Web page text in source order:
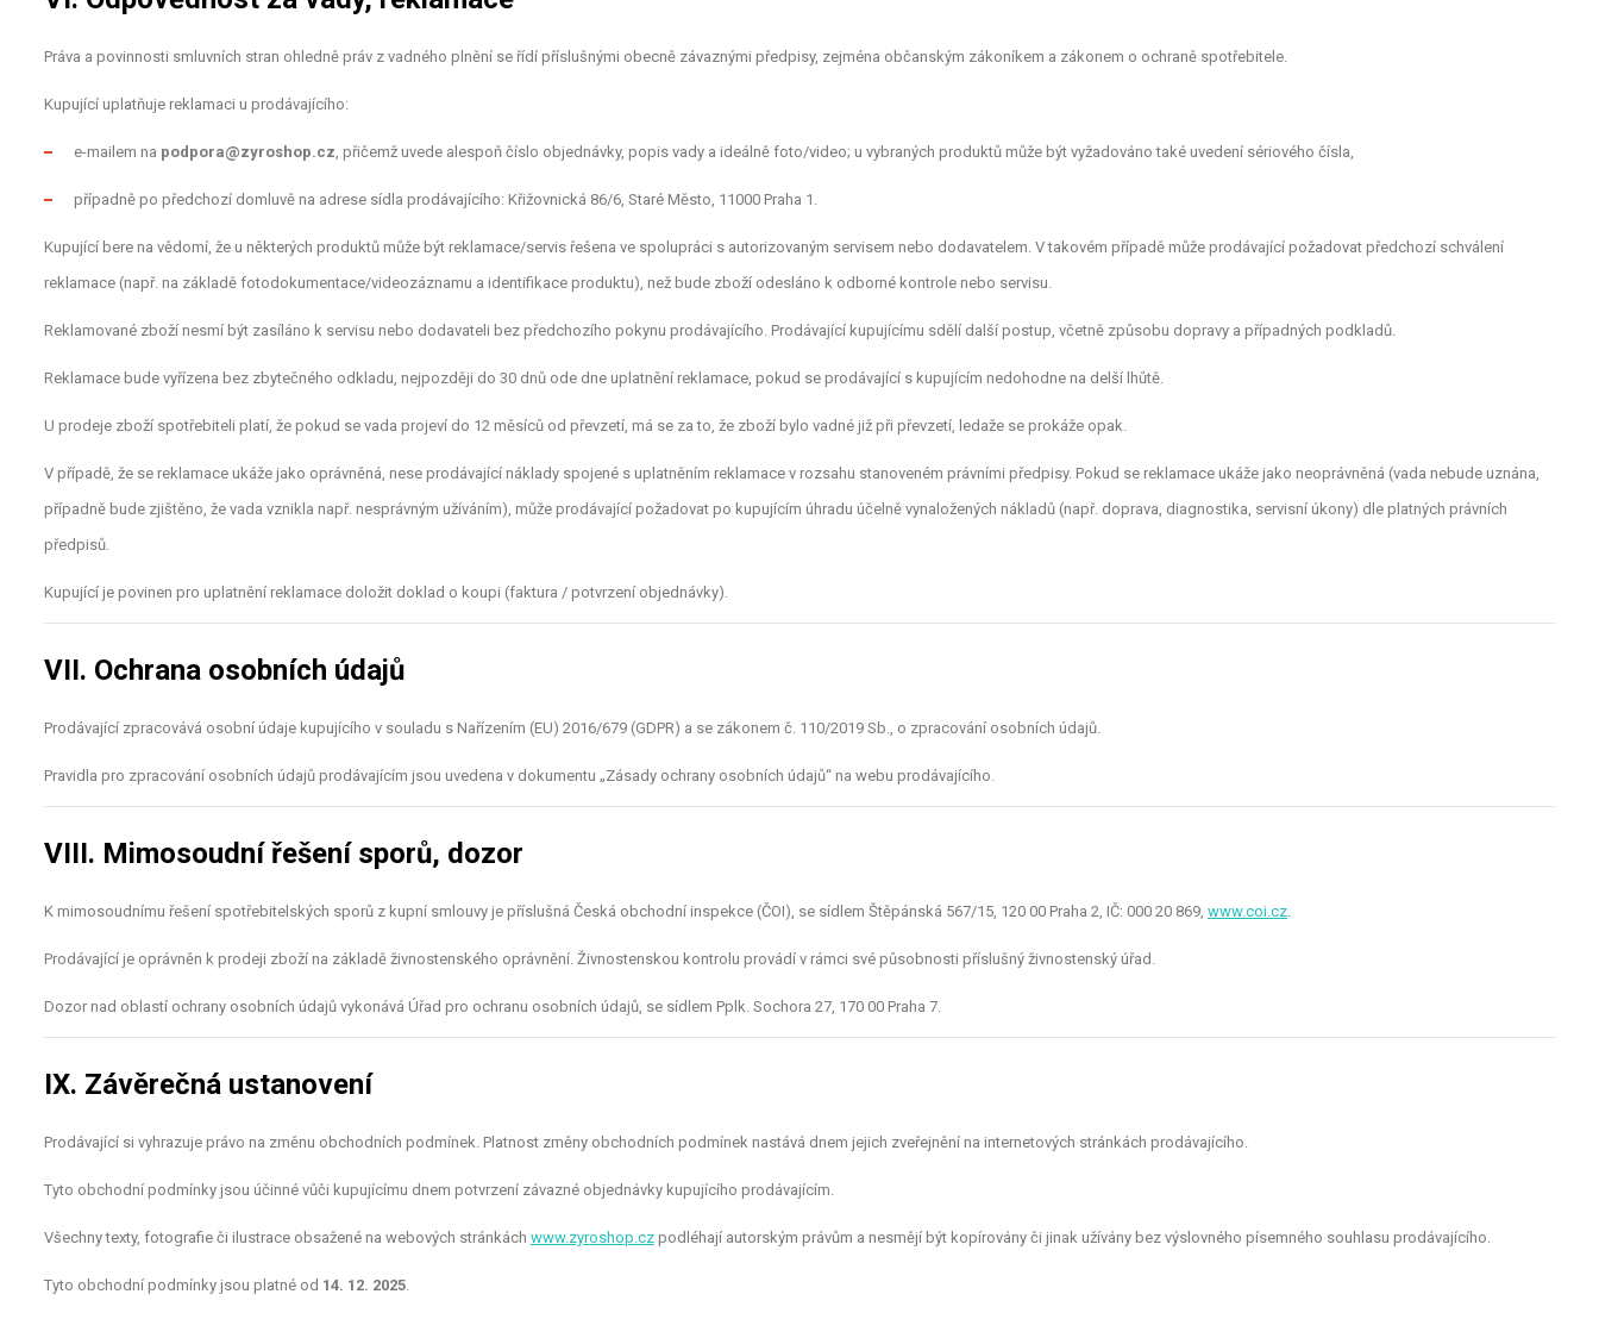
Práva a povinnosti smluvních stran ohledně práv z vadného plnění se řídí příslušnými obecně závaznými předpisy, zejména občanským zákoníkem a zákonem o ochraně spotřebitele.
Kupující uplatňuje reklamaci u prodávajícího:
e-mailem na podpora@zyroshop.cz, přičemž uvede alespoň číslo objednávky, popis vady a ideálně foto/video; u vybraných produktů může být vyžadováno také uvedení sériového čísla,
případně po předchozí domluvě na adrese sídla prodávajícího: Křižovnická 86/6, Staré Město, 11000 Praha 1.
Kupující bere na vědomí, že u některých produktů může být reklamace/servis řešena ve spolupráci s autorizovaným servisem nebo dodavatelem. V takovém případě může prodávající požadovat předchozí schválení
reklamace (např. na základě fotodokumentace/videozáznamu a identifikace produktu), než bude zboží odesláno k odborné kontrole nebo servisu.
Reklamované zboží nesmí být zasíláno k servisu nebo dodavateli bez předchozího pokynu prodávajícího. Prodávající kupujícímu sdělí další postup, včetně způsobu dopravy a případných podkladů.
Reklamace bude vyřízena bez zbytečného odkladu, nejpozději do 30 dnů ode dne uplatnění reklamace, pokud se prodávající s kupujícím nedohodne na delší lhůtě.
U prodeje zboží spotřebiteli platí, že pokud se vada projeví do 12 měsíců od převzetí, má se za to, že zboží bylo vadné již při převzetí, ledaže se prokáže opak.
V případě, že se reklamace ukáže jako oprávněná, nese prodávající náklady spojené s uplatněním reklamace v rozsahu stanoveném právními předpisy. Pokud se reklamace ukáže jako neoprávněná (vada nebude uznána,
případně bude zjištěno, že vada vznikla např. nesprávným užíváním), může prodávající požadovat po kupujícím úhradu účelně vynaložených nákladů (např. doprava, diagnostika, servisní úkony) dle platných právních
předpisů.
Kupující je povinen pro uplatnění reklamace doložit doklad o koupi (faktura / potvrzení objednávky).
VII. Ochrana osobních údajů
Prodávající zpracovává osobní údaje kupujícího v souladu s Nařízením (EU) 2016/679 (GDPR) a se zákonem č. 110/2019 Sb., o zpracování osobních údajů.
Pravidla pro zpracování osobních údajů prodávajícím jsou uvedena v dokumentu „Zásady ochrany osobních údajů“ na webu prodávajícího.
VIII. Mimosoudní řešení sporů, dozor
K mimosoudnímu řešení spotřebitelských sporů z kupní smlouvy je příslušná Česká obchodní inspekce (ČOI), se sídlem Štěpánská 567/15, 120 00 Praha 2, IČ: 000 20 869, www.coi.cz.
Prodávající je oprávněn k prodeji zboží na základě živnostenského oprávnění. Živnostenskou kontrolu provádí v rámci své působnosti příslušný živnostenský úřad.
Dozor nad oblastí ochrany osobních údajů vykonává Úřad pro ochranu osobních údajů, se sídlem Pplk. Sochora 27, 170 00 Praha 7.
IX. Závěrečná ustanovení
Prodávající si vyhrazuje právo na změnu obchodních podmínek. Platnost změny obchodních podmínek nastává dnem jejich zveřejnění na internetových stránkách prodávajícího.
Tyto obchodní podmínky jsou účinné vůči kupujícímu dnem potvrzení závazné objednávky kupujícího prodávajícím.
Všechny texty, fotografie či ilustrace obsažené na webových stránkách www.zyroshop.cz podléhají autorským právům a nesmějí být kopírovány či jinak užívány bez výslovného písemného souhlasu prodávajícího.
Tyto obchodní podmínky jsou platné od 14. 12. 2025.